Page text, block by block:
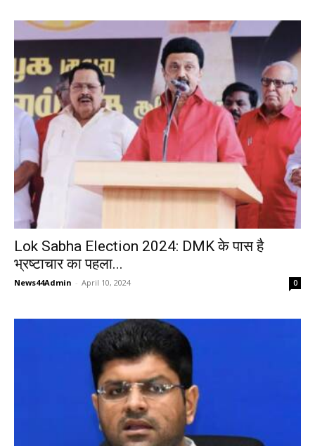
Lok Sabha Election 2024: DMK के पास है
भ्रष्टाचार का पहला...
News44Admin - April 10, 2024 0